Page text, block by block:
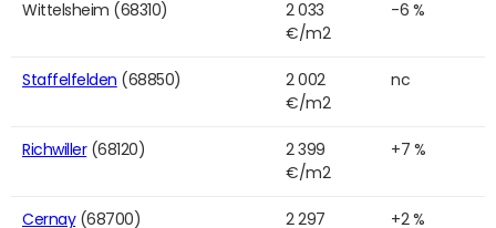
Wittelsheim (68310)
2 033
€/m2
-6 %
Staffelfelden (68850)
2 002
€/m2
nc
Richwiller(68120)
2 399
€/m2
+7 %
Cernay(68700)
2 297
+2 %